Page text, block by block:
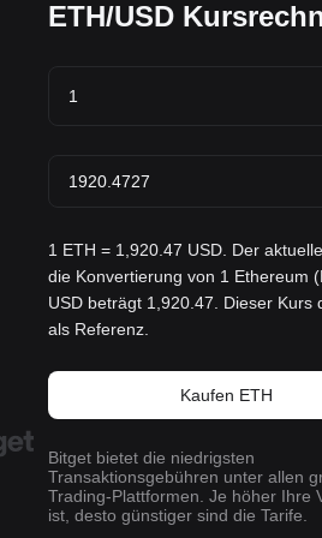
ETH/USD
1 ETH = 1,920.47 USD. Der
die Konvertierung von 1 Ethereum
USD beträgt 1,920.47. Dieser Kurs
als Referenz.
Kaufen ETH
Bitget bietet die niedrigsten
Transaktionsgebühren unter allen
Trading-Plattformen. Je höher Ihre
ist, desto günstiger sind die Tarife.